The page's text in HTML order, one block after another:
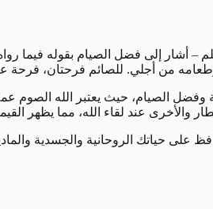
– أشار إلى فضل الصيام بقوله فيما
وطعامه من أجلي. للصائم فرحتان،
الصيام، حيث يعتبر الله الصوم
والأخرى عند لقاء الله، مما يظهر